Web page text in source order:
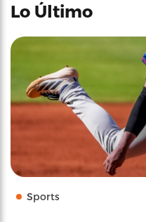
Lo Último
Sports